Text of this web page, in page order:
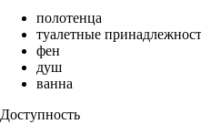
полотенца
туалетные
фен
душ
ванна
Доступность